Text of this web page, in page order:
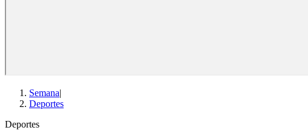
Semana|
Deportes
Deportes